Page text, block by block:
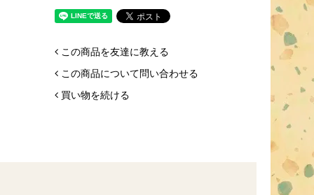
この商品を友達に教える
この商品について問い合わせる
買い物を続ける